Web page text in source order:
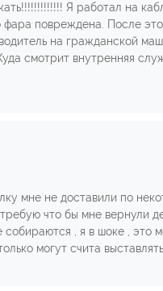
Я работал на
повреждена. После
на гражданской
смотрит внутренняя
мне не доставили по
что бы мне вернули
, я в шоке , это
могут счита